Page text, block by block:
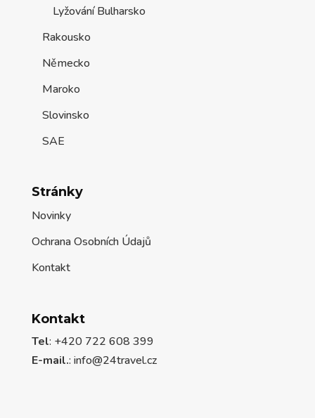
Lyžování Bulharsko
Rakousko
Německo
Maroko
Slovinsko
SAE
Stránky
Novinky
Ochrana Osobních Údajů
Kontakt
Kontakt
Tel: +420 722 608 399
E-mail.: info@24travel.cz